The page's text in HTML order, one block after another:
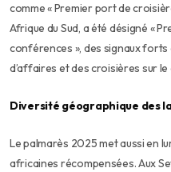
comme « Premier port de
Afrique du Sud, a été désigné «
conférences », des signaux
d’affaires et des croisières sur
Diversité géographique des
Le palmarès 2025 met aussi en
africaines récompensées. Aux